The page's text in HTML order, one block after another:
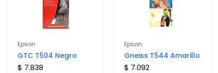
Epson
GTC T504 Negro
$ 7.838
Epson
Gneiss T544 Amarillo
$ 7.092